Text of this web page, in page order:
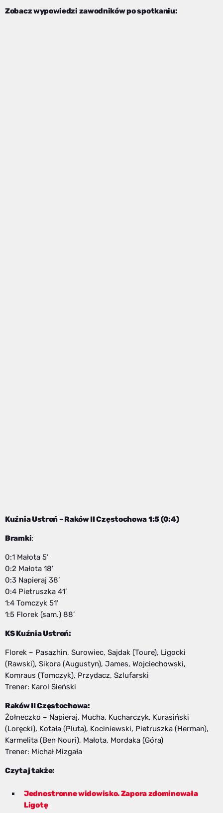
Zobacz wypowiedzi zawodników po spotkaniu:
Kuźnia Ustroń – Raków II Częstochowa 1:5 (0:4)
Bramki:
0:1 Małota 5’
0:2 Małota 18’
0:3 Napieraj 38’
0:4 Pietruszka 41’
1:4 Tomczyk 51’
1:5 Florek (sam.) 88’
KS Kuźnia Ustroń:
Florek – Pasazhin, Surowiec, Sajdak (Toure), Ligocki
(Rawski), Sikora (Augustyn), James, Wojciechowski,
Komraus (Tomczyk), Przydacz, Szlufarski
Trener: Karol Sieński
Raków II Częstochowa:
Żołneczko – Napieraj, Mucha, Kucharczyk, Kurasiński
(Loręcki), Kotała (Pluta), Kociniewski, Pietruszka (Herman),
Karmelita (Ben Nouri), Małota, Mordaka (Góra)
Trener: Michał Mizgała
Czytaj także:
Jednostronne widowisko. Zapora zdominowała
Ligotę